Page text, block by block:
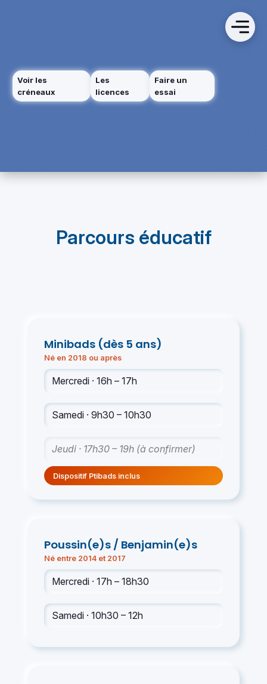
Voir les
créneaux
Les
licences
Faire un
essai
Parcours éducatif
Minibads (dès 5 ans)
Né en 2018 ou après
Mercredi · 16h – 17h
Samedi · 9h30 – 10h30
Jeudi · 17h30 – 19h (à confirmer)
Dispositif Ptibads inclus
Poussin(e)s / Benjamin(e)s
Né entre 2014 et 2017
Mercredi · 17h – 18h30
Samedi · 10h30 – 12h